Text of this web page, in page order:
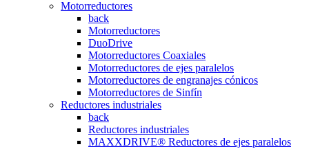
Motorreductores
back
Motorreductores
DuoDrive
Motorreductores Coaxiales
Motorreductores de ejes paralelos
Motorreductores de engranajes cónicos
Motorreductores de Sinfín
Reductores industriales
back
Reductores industriales
MAXXDRIVE® Reductores de ejes paralelos